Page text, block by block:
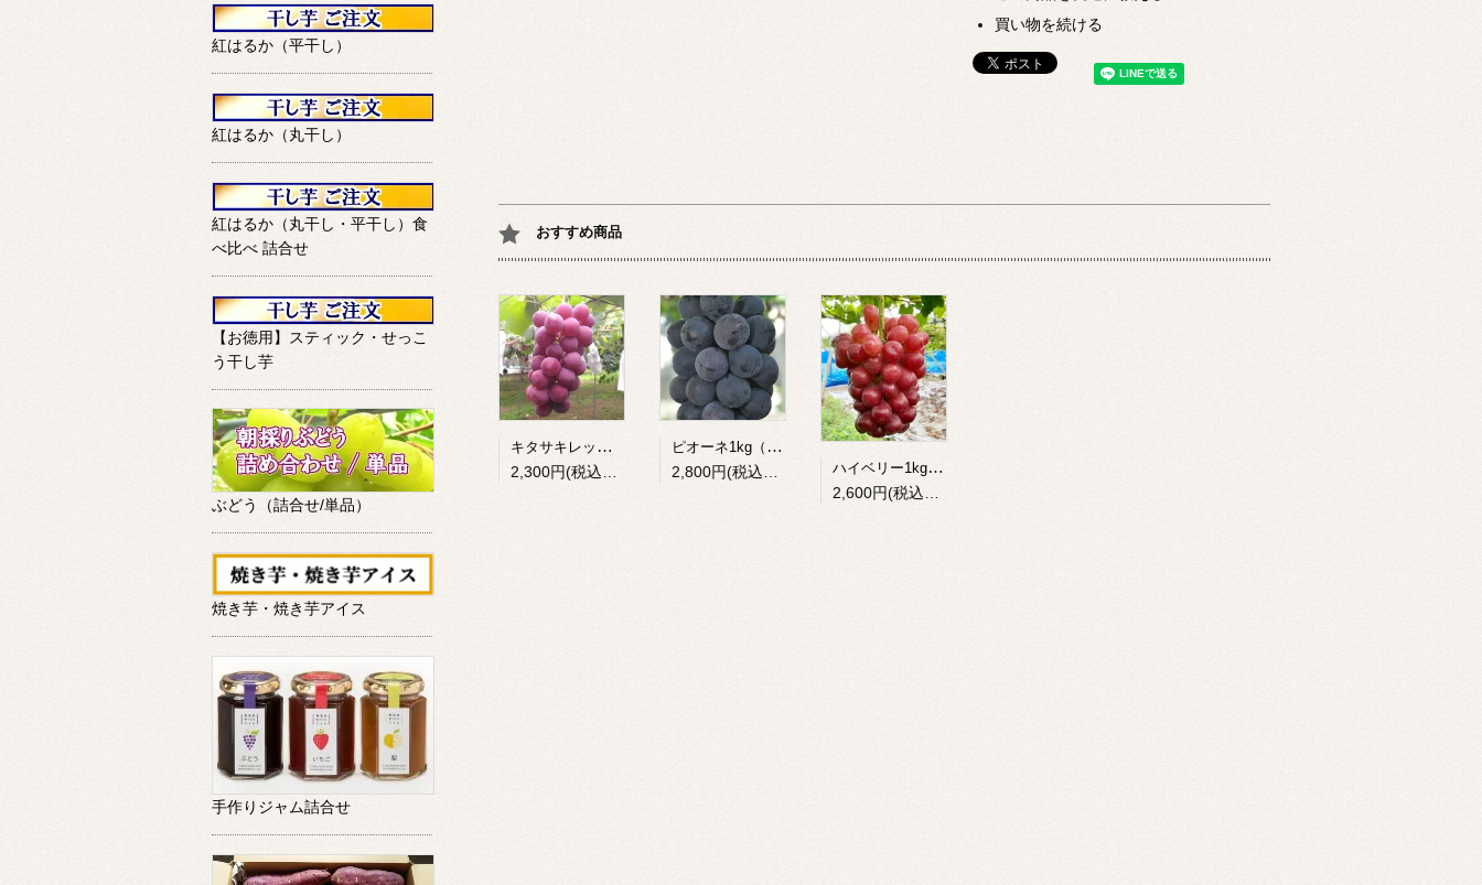
買い物を続ける
おすすめ商品
キタサキレッド1kg（欧米系）
2,300円(税込2,484円)
ピオーネ1kg（欧米系）
2,800円(税込3,024円) ハイベリー1kg（欧州系）
2,600円(税込2,808円)
紅はるか（平干し）
紅はるか（丸干し）
紅はるか（丸干し・平干し）食
べ比べ 詰合せ
【お徳用】スティック・せっこ
う干し芋
ぶどう（詰合せ/単品）
焼き芋・焼き芋アイス
手作りジャム詰合せ